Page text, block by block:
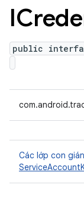
public
Các lớp con